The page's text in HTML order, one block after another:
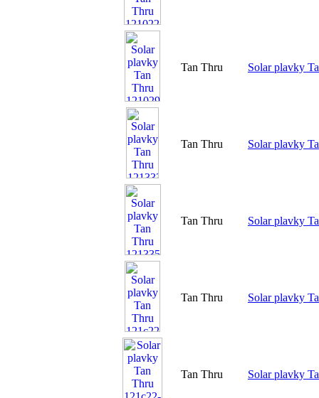
Tan Thru Solar plavky
Tan Thru Solar plavky
Tan Thru Solar plavky
Tan Thru Solar plavky
Tan Thru Solar plavky